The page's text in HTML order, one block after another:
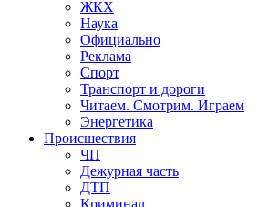
ЖКХ
Наука
Официально
Реклама
Спорт
Транспорт и дороги
Читаем. Смотрим. Играем
Энергетика
Происшествия
ЧП
Дежурная часть
ДТП
Криминал